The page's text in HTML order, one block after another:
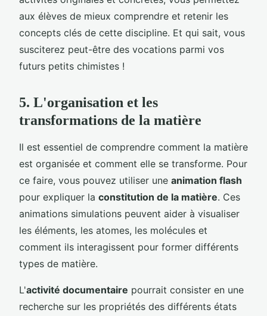
aux élèves de mieux comprendre et retenir les
concepts clés de cette discipline. Et qui sait, vous
susciterez peut-être des vocations parmi vos
futurs petits chimistes !
5. L'organisation et les
transformations de la matière
Il est essentiel de comprendre comment la matière
est organisée et comment elle se transforme. Pour
ce faire, vous pouvez utiliser une animation flash
pour expliquer la constitution de la matière. Ces
animations simulations peuvent aider à visualiser
les éléments, les atomes, les molécules et
comment ils interagissent pour former différents
types de matière.
L'activité documentaire pourrait consister en une
recherche sur les propriétés des différents états